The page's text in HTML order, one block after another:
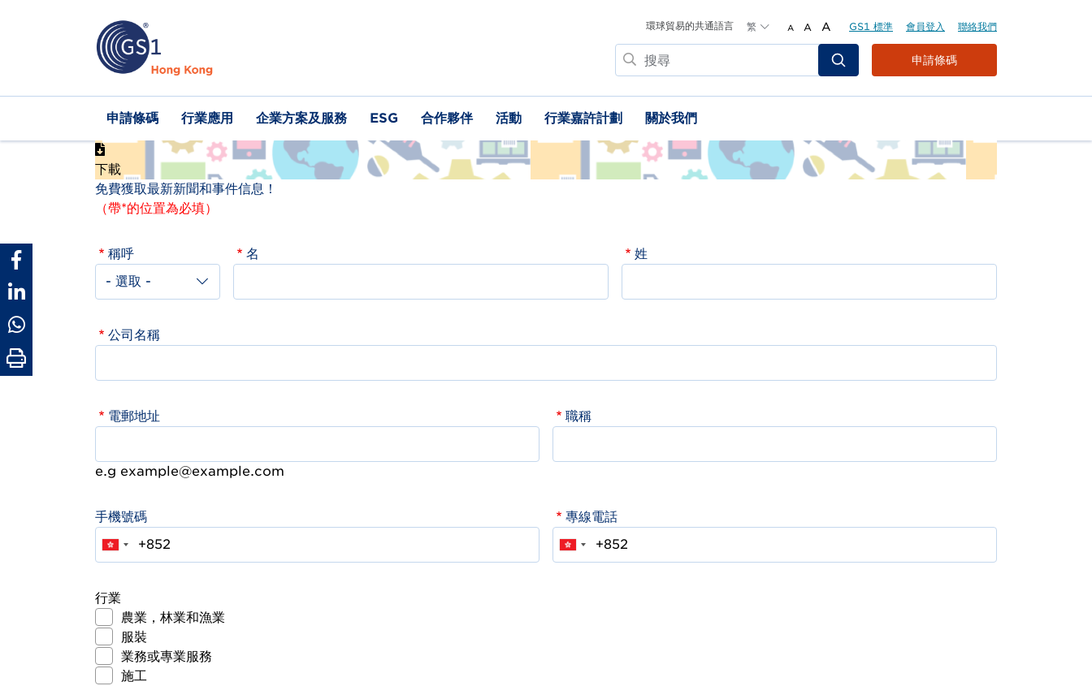
環球貿易的共通語言 繁 A A A GS1 標準 會員登入 聯絡我們
搜
尋
Header
Top
Menu
申請條碼
Main
navigation
申請條碼 行業應用 企業方案及服務 ESG 合作夥伴 活動 行業嘉許計劃 關於我們
下載
免費獲取最新新聞和事件信息！
（帶*的位置為必填）
稱呼 名 姓
公司名稱
電郵地址
e.g example@example.com
職稱
手機號碼 專線電話
行業
農業，林業和漁業
服裝
業務或專業服務
施工